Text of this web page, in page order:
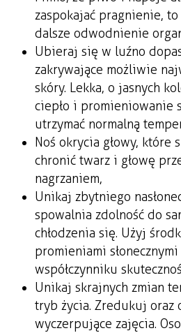
zaspokajać pragnienie,
dalsze odwodnienie
Ubieraj się w luźno
zakrywające możliwie
skóry. Lekka, o jasnych
ciepło i promieniowanie
utrzymać normalną
Noś okrycia głowy, które
chronić twarz i głowę
nagrzaniem,
Unikaj zbytniego
spowalnia zdolność do
chłodzenia się. Użyj
promieniami
współczynniku
Unikaj skrajnych zmian
tryb życia. Zredukuj oraz
wyczerpujące zajęcia.